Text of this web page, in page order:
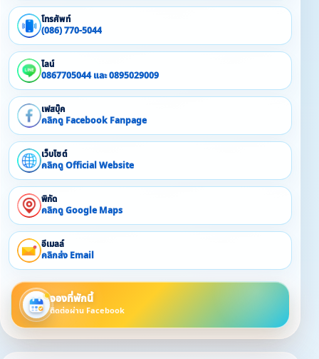
โทรศัพท์
(086) 770-5044
ไลน์
0867705044 และ 0895029009
เฟสบุ๊ค
คลิกดู Facebook Fanpage
เว็บไซต์
คลิกดู Official Website
พิกัด
คลิกดู Google Maps
อีเมลล์
คลิกส่ง Email
จองที่พักนี้
ติดต่อผ่าน Facebook